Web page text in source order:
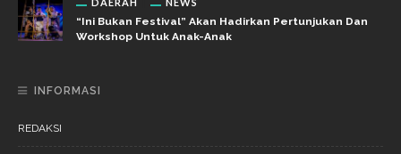
“Ini Bukan Festival” Akan Hadirkan Pertunjukan Dan
Workshop Untuk Anak-Anak
INFORMASI
REDAKSI